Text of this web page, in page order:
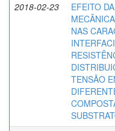
2018-02-23
EFEITO
NAS
TENSÃO